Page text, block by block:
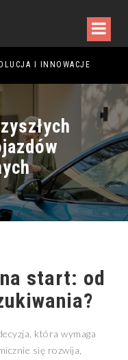
I INNOWACJE
start: od
która wymaga
się rozwija,